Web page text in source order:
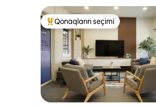
Populyar "Qonaqların seçimi"
Qonaqların seçimi